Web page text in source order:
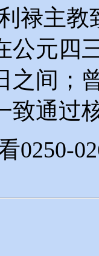
禄主
公元四
之间；
致通过
0250-